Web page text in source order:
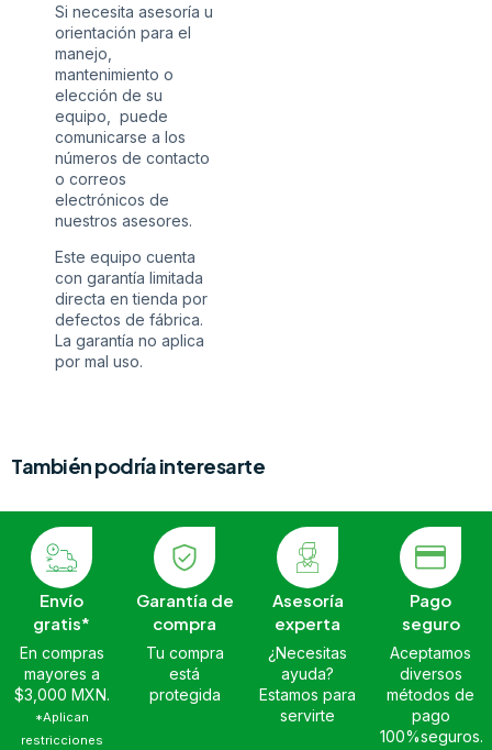
Si necesita asesoría u
orientación para el
manejo,
mantenimiento o
elección de su
equipo, puede
comunicarse a los
números de contacto
o correos
electrónicos de
nuestros asesores.
Este equipo cuenta
con garantía limitada
directa en tienda por
defectos de fábrica.
La garantía no aplica
por mal uso.
También podría interesarte
Envío
gratis*
En compras
mayores a
$3,000 MXN.
*Aplican
restricciones
Garantía de
compra
Tu compra
está
protegida
Asesoría
experta
¿Necesitas
ayuda?
Estamos para
servirte
Pago
seguro
Aceptamos
diversos
métodos de
pago
100%seguros.